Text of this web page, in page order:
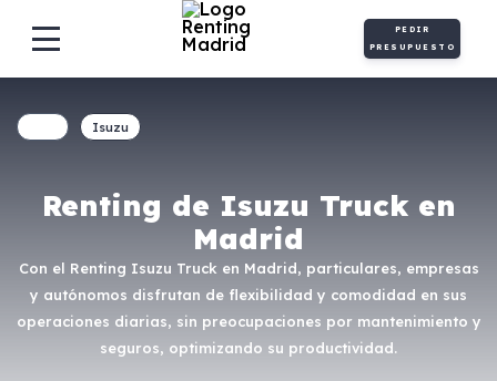
PEDIR
PRESUPUESTO
Renting de Isuzu Truck en
Madrid
Con el Renting Isuzu Truck en Madrid, particulares, empresas
y autónomos disfrutan de flexibilidad y comodidad en sus
operaciones diarias, sin preocupaciones por mantenimiento y
seguros, optimizando su productividad.
Isuzu